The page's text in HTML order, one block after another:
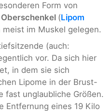
Form von
Oberschenkel (Lipom
meist im Muskel gelegen.
(auch:
vor. Da sich hier
in dem sie sich
Lipome in der Brust-
fast unglaubliche Größen.
Entfernung eines 19 Kilo